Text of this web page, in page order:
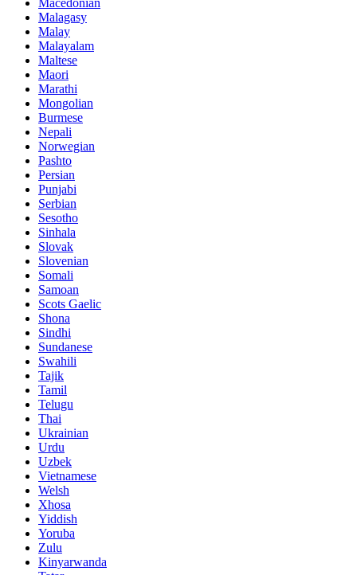
Macedonian
Malagasy
Malay
Malayalam
Maltese
Maori
Marathi
Mongolian
Burmese
Nepali
Norwegian
Pashto
Persian
Punjabi
Serbian
Sesotho
Sinhala
Slovak
Slovenian
Somali
Samoan
Scots Gaelic
Shona
Sindhi
Sundanese
Swahili
Tajik
Tamil
Telugu
Thai
Ukrainian
Urdu
Uzbek
Vietnamese
Welsh
Xhosa
Yiddish
Yoruba
Zulu
Kinyarwanda